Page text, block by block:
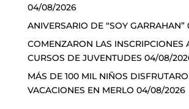
04/08/2026
ANIVERSARIO DE “SOY GARRAHAN”
COMENZARON LAS INSCRIPCIONES
CURSOS DE JUVENTUDES 04/08/
MÁS DE 100 MIL NIÑOS
VACACIONES EN MERLO 04/08/2026